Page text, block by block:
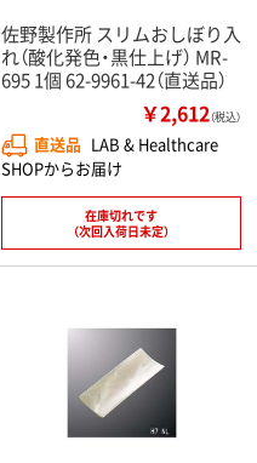
佐野製作所 スリムおしぼり入
れ（酸化発色・黒仕上げ） MR-
695 1個 62-9961-42（直送品）
￥2,612（税込）
直送品 LAB & Healthcare
SHOPからお届け
在庫切れです
（次回入荷日未定）